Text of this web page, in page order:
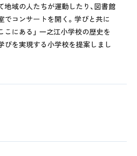
地域の人たちが運動したり、図書館
でコンサートを開く。学びと共に
こにある」 一之江小学校の歴史を
びを実現する小学校を提案しまし